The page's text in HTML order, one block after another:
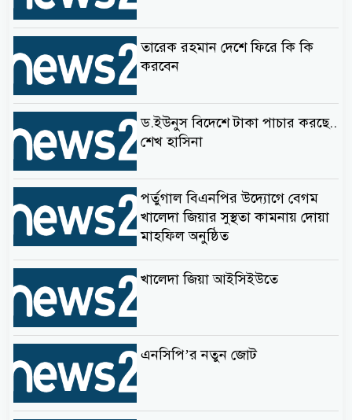
তারেক রহমান দেশে ফিরে কি কি
করবেন
ড.ইউনুস বিদেশে টাকা পাচার করছে..
শেখ হাসিনা
পর্তুগাল বিএনপির উদ্যোগে বেগম
খালেদা জিয়ার সুস্থতা কামনায় দোয়া
মাহফিল অনুষ্ঠিত
খালেদা জিয়া আইসিইউতে
এনসিপি’র নতুন জোট